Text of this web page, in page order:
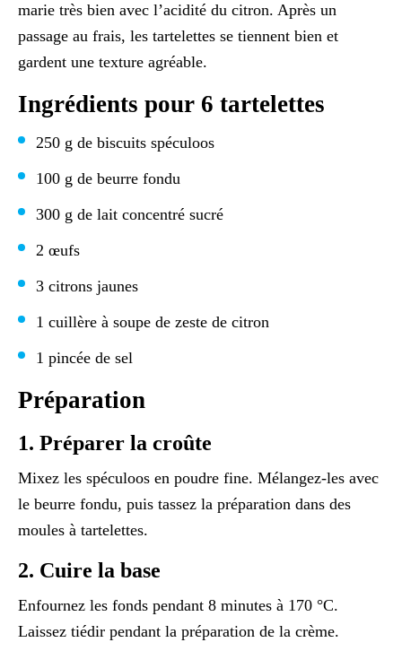
marie très bien avec l’acidité du citron. Après un
passage au frais, les tartelettes se tiennent bien et
gardent une texture agréable.
Ingrédients pour 6 tartelettes
250 g de biscuits spéculoos
100 g de beurre fondu
300 g de lait concentré sucré
2 œufs
3 citrons jaunes
1 cuillère à soupe de zeste de citron
1 pincée de sel
Préparation
1. Préparer la croûte
Mixez les spéculoos en poudre fine. Mélangez-les avec
le beurre fondu, puis tassez la préparation dans des
moules à tartelettes.
2. Cuire la base
Enfournez les fonds pendant 8 minutes à 170 °C.
Laissez tiédir pendant la préparation de la crème.